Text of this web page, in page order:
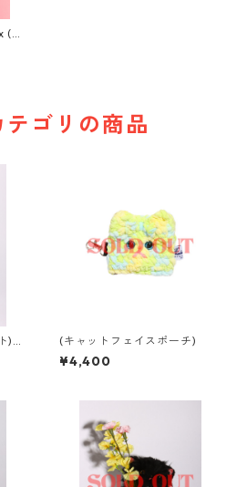
(bl
テゴリの商品
)b
(キャットフェイスポーチ)
¥4,400